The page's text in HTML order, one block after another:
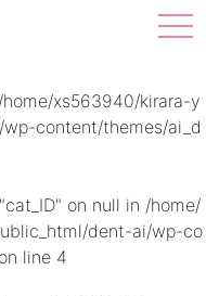
t
l
e
g
/home/xs563940/kirara-y
content/themes/ai_d
on null in /home/
dent-ai/wp-co
on line 4